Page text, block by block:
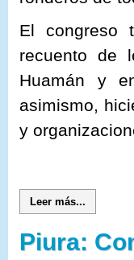
El congreso
recuento de
Huamán y
asimismo,
y
Leer más...
Piura: